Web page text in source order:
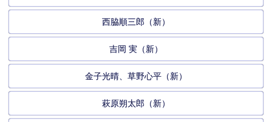
西脇順三郎（新）
吉岡 実（新）
金子光晴、草野心平（新）
萩原朔太郎（新）